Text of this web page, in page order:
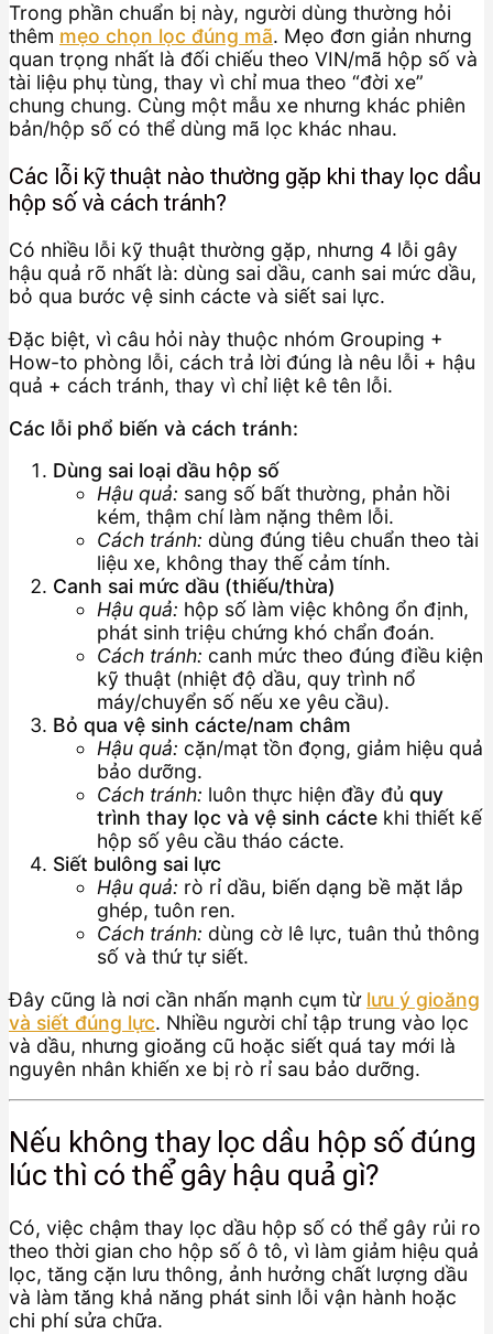
Trong phần chuẩn bị này, người dùng thường hỏi
thêm mẹo chọn lọc đúng mã. Mẹo đơn giản nhưng
quan trọng nhất là đối chiếu theo VIN/mã hộp số và
tài liệu phụ tùng, thay vì chỉ mua theo “đời xe”
chung chung. Cùng một mẫu xe nhưng khác phiên
bản/hộp số có thể dùng mã lọc khác nhau.
Các lỗi kỹ thuật nào thường gặp khi thay lọc dầu
hộp số và cách tránh?
Có nhiều lỗi kỹ thuật thường gặp, nhưng 4 lỗi gây
hậu quả rõ nhất là: dùng sai dầu, canh sai mức dầu,
bỏ qua bước vệ sinh cácte và siết sai lực.
Đặc biệt, vì câu hỏi này thuộc nhóm Grouping +
How-to phòng lỗi, cách trả lời đúng là nêu lỗi + hậu
quả + cách tránh, thay vì chỉ liệt kê tên lỗi.
Các lỗi phổ biến và cách tránh:
Dùng sai loại dầu hộp số
Hậu quả: sang số bất thường, phản hồi
kém, thậm chí làm nặng thêm lỗi.
Cách tránh: dùng đúng tiêu chuẩn theo tài
liệu xe, không thay thế cảm tính.
Canh sai mức dầu (thiếu/thừa)
Hậu quả: hộp số làm việc không ổn định,
phát sinh triệu chứng khó chẩn đoán.
Cách tránh: canh mức theo đúng điều kiện
kỹ thuật (nhiệt độ dầu, quy trình nổ
máy/chuyển số nếu xe yêu cầu).
Bỏ qua vệ sinh cácte/nam châm
Hậu quả: cặn/mạt tồn đọng, giảm hiệu quả
bảo dưỡng.
Cách tránh: luôn thực hiện đầy đủ quy
trình thay lọc và vệ sinh cácte khi thiết kế
hộp số yêu cầu tháo cácte.
Siết bulông sai lực
Hậu quả: rò rỉ dầu, biến dạng bề mặt lắp
ghép, tuôn ren.
Cách tránh: dùng cờ lê lực, tuân thủ thông
số và thứ tự siết.
Đây cũng là nơi cần nhấn mạnh cụm từ lưu ý gioăng
và siết đúng lực. Nhiều người chỉ tập trung vào lọc
và dầu, nhưng gioăng cũ hoặc siết quá tay mới là
nguyên nhân khiến xe bị rò rỉ sau bảo dưỡng.
Nếu không thay lọc dầu hộp số đúng
lúc thì có thể gây hậu quả gì?
Có, việc chậm thay lọc dầu hộp số có thể gây rủi ro
theo thời gian cho hộp số ô tô, vì làm giảm hiệu quả
lọc, tăng cặn lưu thông, ảnh hưởng chất lượng dầu
và làm tăng khả năng phát sinh lỗi vận hành hoặc
chi phí sửa chữa.